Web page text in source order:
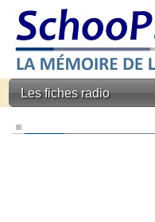
Les fiches radio